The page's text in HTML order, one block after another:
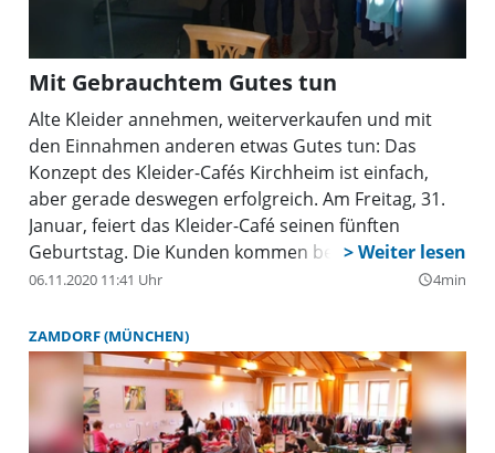
Mit Gebrauchtem Gutes tun
Alte Kleider annehmen, weiterverkaufen und mit
den Einnahmen anderen etwas Gutes tun: Das
Konzept des Kleider-Cafés Kirchheim ist einfach,
aber gerade deswegen erfolgreich. Am Freitag, 31.
Januar, feiert das Kleider-Café seinen fünften
Geburtstag. Die Kunden kommen bei weitem nicht
nur aus Kirchheim und Heimstetten.
06.11.2020 11:41 Uhr query_builder4min
ZAMDORF (MÜNCHEN)